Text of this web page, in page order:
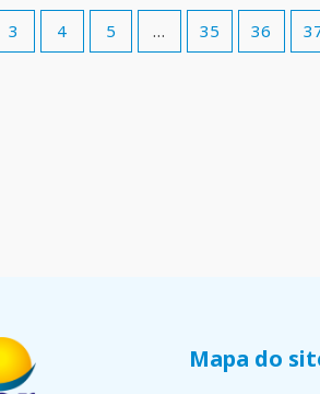
3 4 5 … 35 36
Mapa do